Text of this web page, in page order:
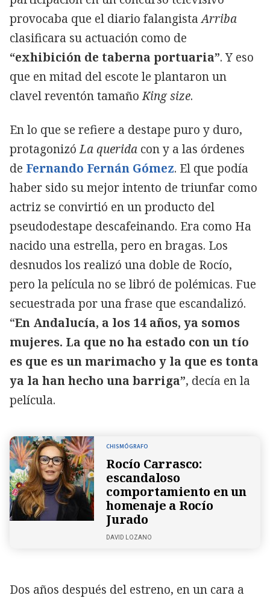
provocaba que el diario falangistaArriba
clasificara su actuación como de
“exhibición de taberna portuaria”. Y eso
que en mitad del escote le plantaron un
clavel reventón tamañoKing size.
En lo que se refiere a destape puro y duro,
protagonizóLa querida con y a las órdenes
de Fernando Fernán Gómez. El que podía
haber sido su mejor intento de triunfar como
actriz se convirtió en un producto del
pseudodestape descafeinando. Era como Ha
nacido una estrella, pero en bragas. Los
desnudos los realizó una doble de Rocío,
pero la película no se libró de polémicas. Fue
secuestrada por una frase que escandalizó.
“En Andalucía, a los 14 años, ya somos
mujeres. La que no ha estado con un tío
es que es un marimacho y la que es tonta
ya la han hecho una barriga”, decía en la
película.
CHISMÓGRAFO
Rocío Carrasco:
escandaloso
comportamiento en un
homenaje a Rocío
Jurado
DAVID LOZANO
Dos años después del estreno, en un cara a